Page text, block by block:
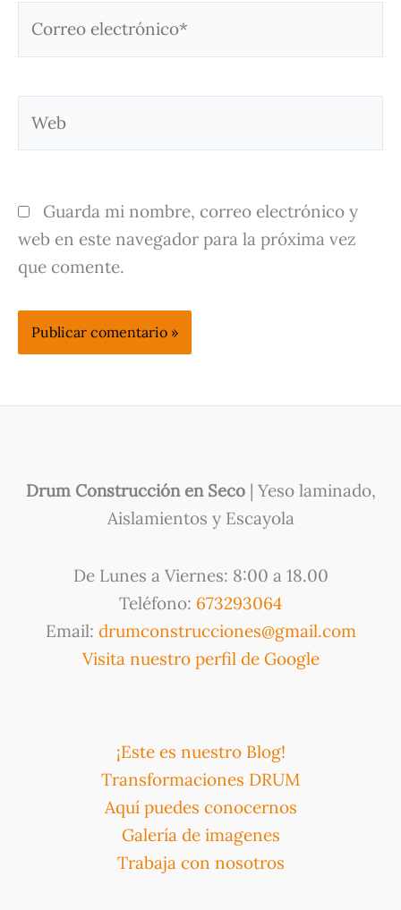
electrónico*
Guarda mi nombre, correo electrónico y
web en este navegador para la próxima vez
que comente.
Drum Construcción en Seco| Yeso laminado,
Aislamientos y Escayola
De Lunes a Viernes: 8:00 a 18.00
Teléfono: 673293064
Email: drumconstrucciones@gmail.com
Visita nuestro perfil de Google
¡Este es nuestro Blog!
Transformaciones DRUM
Aquí puedes conocernos
Galería de imagenes
Trabaja con nosotros